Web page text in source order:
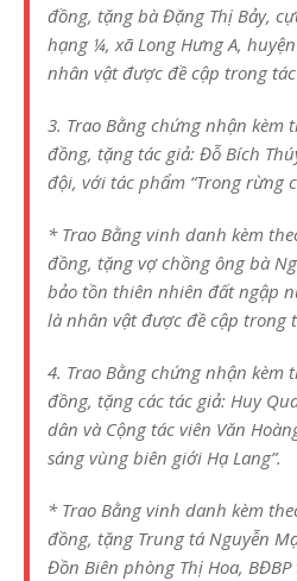
đồng, tặng bà Đặng Thị Bảy,
hạng ¼, xã Long Hưng A,
nhân vật được đề cập trong
3. Trao Bằng chứng nhận kèm
đồng, tặng tác giả: Đỗ Bích
đội, với tác phẩm “Trong rừng
* Trao Bằng vinh danh kèm
đồng, tặng vợ chồng ông bà
bảo tồn thiên nhiên đất ngập
là nhân vật được đề cập trong
4. Trao Bằng chứng nhận kèm
đồng, tặng các tác giả: Huy
dân và Cộng tác viên Văn
sáng vùng biên giới Hạ Lang”.
* Trao Bằng vinh danh kèm
đồng, tặng Trung tá Nguyễn
Đồn Biên phòng Thị Hoa,